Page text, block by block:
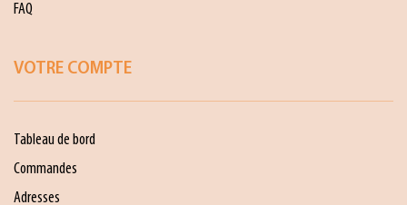
FAQ
VOTRE COMPTE
Tableau de bord
Commandes
Adresses